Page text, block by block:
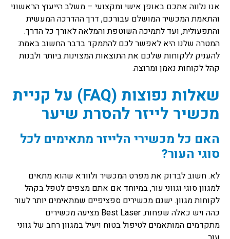
אנו נלווה אתכם באופן אישי ומקצועי – משלב הייעוץ הראשוני
והתאמת המכשיר המושלם עבורכם, דרך ההדרכה המעשית
והתפעולית, ועד לתמיכה השוטפת והמלאה לאורך כל הדרך.
המטרה שלנו היא לאפשר לכם להתמקד בדבר החשוב באמת:
להעניק ללקוחות שלכם את התוצאות המצוינות ביותר ולבנות
קהל לקוחות נאמן ומרוצה.
שאלות נפוצות (FAQ) על קניית
מכשיר לייזר להסרת שיער
האם כל מכשירי הלייזר מתאימים לכל
סוגי העור?
לא. חשוב לבדוק את מפרט המכשיר ולוודא שהוא מתאים
למגוון סוגי וגווני עור, במיוחד אם אתם מצפים לטפל בקהל
לקוחות מגוון. ישנם מכשירים ספציפיים שמתאימים יותר לעור
כהה ויש כאלה שפחות. Best Laser מציעה מכשירים
מתקדמים המותאמים לטיפול בטוח ויעיל במגוון רחב של גווני